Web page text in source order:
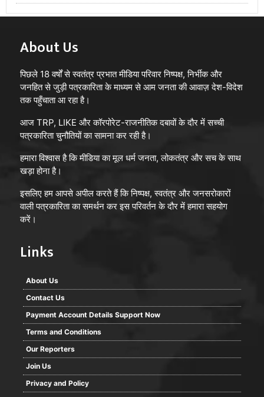
About Us
पिछले 18 वर्षों से स्वतंत्र प्रभात मीडिया परिवार निष्पक्ष, निर्भीक और
जनहित से जुड़ी पत्रकारिता के माध्यम से आम जनता की आवाज़ देश-विदेश
तक पहुँचाता आ रहा है।
आज TRP, LIKE और कॉरपोरेट-राजनीतिक दबावों के दौर में सच्ची
पत्रकारिता चुनौतियों का सामना कर रही है।
हमारा विश्वास है कि मीडिया का मूल धर्म जनता, लोकतंत्र और सच के साथ
खड़ा होना है।
इसलिए हम आपसे अपील करते हैं कि निष्पक्ष, स्वतंत्र और जनसरोकारों
वाली पत्रकारिता का समर्थन कर इस परिवर्तन के दौर में हमारा सहयोग
करें।
Links
About Us
Contact Us
Payment Account Details Support Now
Terms and Conditions
Our Reporters
Join Us
Privacy and Policy